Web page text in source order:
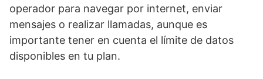
operador para ⁣navegar por internet, enviar
mensajes‌ o realizar llamadas, aunque⁤ es
importante tener en cuenta⁢ el límite de datos
disponibles ‍en tu plan.